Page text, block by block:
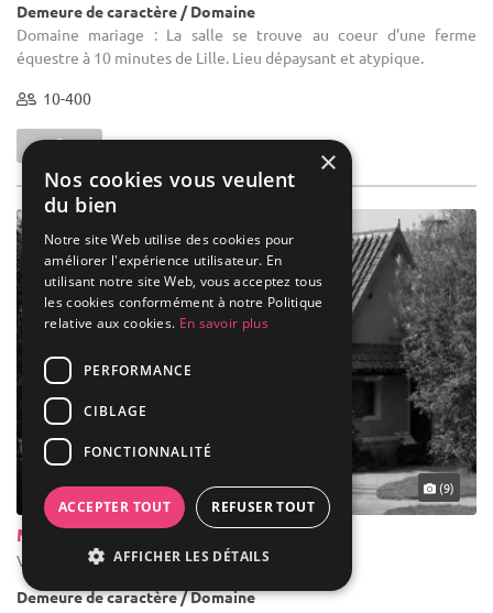
Demeure de caractère / Domaine
Domaine mariage : La salle se trouve au coeur d'une ferme
équestre à 10 minutes de Lille. Lieu dépaysant et atypique.
10-400
(9)
Musée De Plein Air
Villeneuve-d'Ascq - Nord (59)
Demeure de caractère / Domaine
×
Nos cookies vous veulent
du bien
Notre site Web utilise des cookies pour
améliorer l'expérience utilisateur. En
utilisant notre site Web, vous acceptez tous
les cookies conformément à notre Politique
relative aux cookies. En savoir plus
PERFORMANCE
CIBLAGE
FONCTIONNALITÉ
ACCEPTER TOUT REFUSER TOUT
AFFICHER LES DÉTAILS